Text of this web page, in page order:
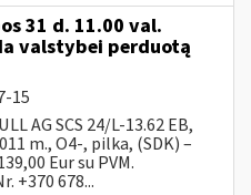
31 d. 11.00 val.
valstybei perduotą
15
AG SCS 24/L-13.62 EB,
m., O4-, pilka, (SDK) –
Eur su PVM.
+370 678...